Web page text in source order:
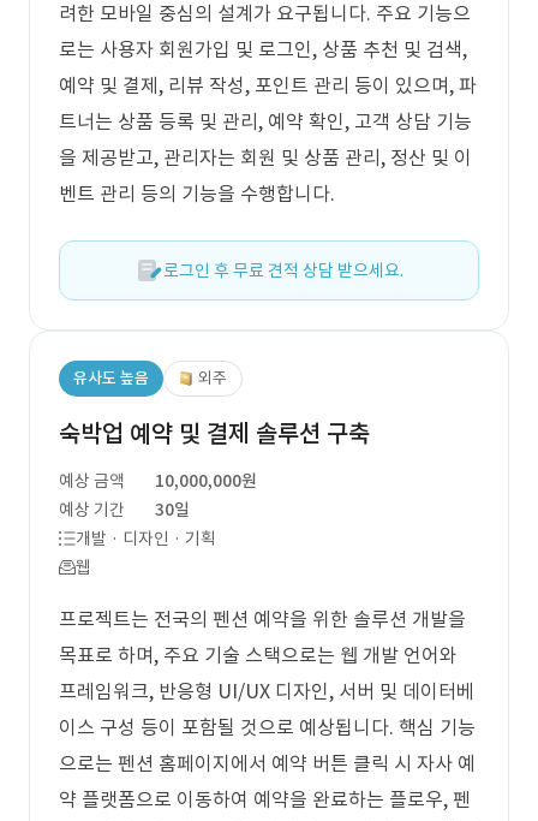
려한 모바일 중심의 설계가 요구됩니다. 주요 기능으
로는 사용자 회원가입 및 로그인, 상품 추천 및 검색,
예약 및 결제, 리뷰 작성, 포인트 관리 등이 있으며, 파
트너는 상품 등록 및 관리, 예약 확인, 고객 상담 기능
을 제공받고, 관리자는 회원 및 상품 관리, 정산 및 이
벤트 관리 등의 기능을 수행합니다.
로그인 후 무료 견적 상담 받으세요.
유사도 높음 외주
숙박업 예약 및 결제 솔루션 구축
예상 금액
10,000,000원
예상 기간
30일
개발 · 디자인 · 기획
웹
프로젝트는 전국의 펜션 예약을 위한 솔루션 개발을
목표로 하며, 주요 기술 스택으로는 웹 개발 언어와
프레임워크, 반응형 UI/UX 디자인, 서버 및 데이터베
이스 구성 등이 포함될 것으로 예상됩니다. 핵심 기능
으로는 펜션 홈페이지에서 예약 버튼 클릭 시 자사 예
약 플랫폼으로 이동하여 예약을 완료하는 플로우, 펜